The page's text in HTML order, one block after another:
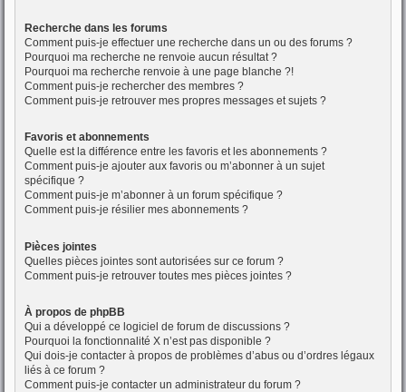
Recherche dans les forums
Comment puis-je effectuer une recherche dans un ou des forums ?
Pourquoi ma recherche ne renvoie aucun résultat ?
Pourquoi ma recherche renvoie à une page blanche ?!
Comment puis-je rechercher des membres ?
Comment puis-je retrouver mes propres messages et sujets ?
Favoris et abonnements
Quelle est la différence entre les favoris et les abonnements ?
Comment puis-je ajouter aux favoris ou m’abonner à un sujet
spécifique ?
Comment puis-je m’abonner à un forum spécifique ?
Comment puis-je résilier mes abonnements ?
Pièces jointes
Quelles pièces jointes sont autorisées sur ce forum ?
Comment puis-je retrouver toutes mes pièces jointes ?
À propos de phpBB
Qui a développé ce logiciel de forum de discussions ?
Pourquoi la fonctionnalité X n’est pas disponible ?
Qui dois-je contacter à propos de problèmes d’abus ou d’ordres légaux
liés à ce forum ?
Comment puis-je contacter un administrateur du forum ?